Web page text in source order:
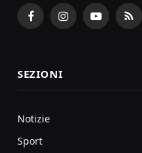
FacebookInstagramYouTubeRSS
SEZIONI
Notizie
Sport